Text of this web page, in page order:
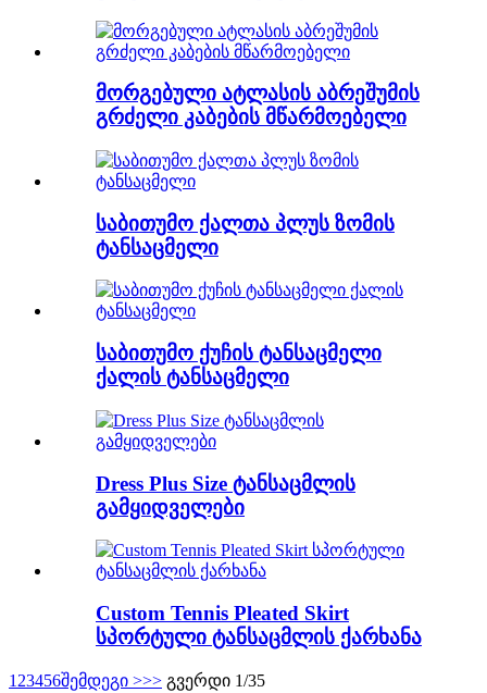
მორგებული ატლასის აბრეშუმის
გრძელი კაბების მწარმოებელი
საბითუმო ქალთა პლუს ზომის
ტანსაცმელი
საბითუმო ქუჩის ტანსაცმელი
ქალის ტანსაცმელი
Dress Plus Size ტანსაცმლის
გამყიდველები
Custom Tennis Pleated Skirt
სპორტული ტანსაცმლის ქარხანა
1 23456შემდეგი >>> გვერდი 1/35